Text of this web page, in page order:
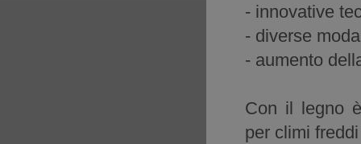
- innovative
- diverse
- aumento
Con il legno
per climi